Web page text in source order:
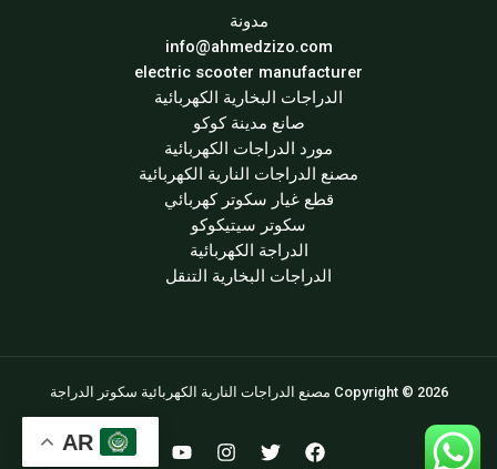
مدونة
info@ahmedzizo.com
electric scooter manufacturer
الدراجات البخارية الكهربائية
صانع مدينة كوكو
مورد الدراجات الكهربائية
مصنع الدراجات النارية الكهربائية
قطع غيار سكوتر كهربائي
سكوتر سيتيكوكو
الدراجة الكهربائية
الدراجات البخارية التنقل
Copyright © 2026 مصنع الدراجات النارية الكهربائية سكوتر الدراجة
AR